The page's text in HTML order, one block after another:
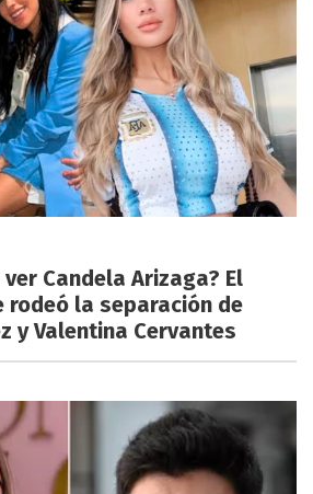
Candela Arizaga? El
rodeó la separación de
y Valentina Cervantes